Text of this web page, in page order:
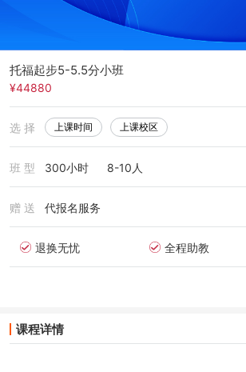
托福起步5-5.5分小班
¥44880
选 择 上课时间 上课校区
班 型 300小时 8-10人
赠 送 代报名服务
退换无忧 全程助教
课程详情